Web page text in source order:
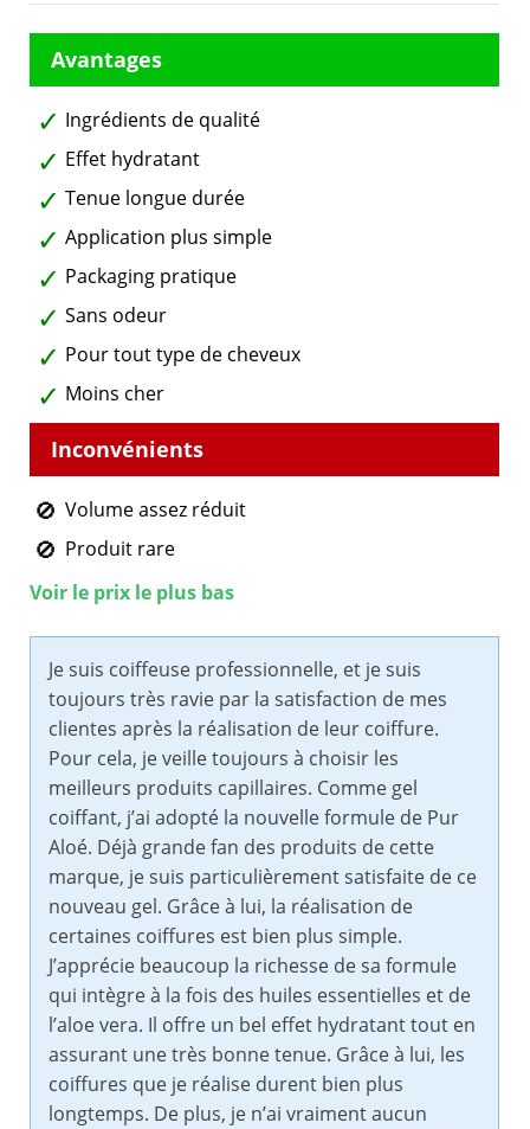
Ingrédients de qualité
Effet hydratant
Tenue longue durée
Application plus simple
Packaging pratique
Sans odeur
Pour tout type de cheveux
Moins cher
Volume assez réduit
Produit rare
Voir le prix le plus bas
Je suis coiffeuse professionnelle, et je suis
toujours très ravie par la satisfaction de mes
clientes après la réalisation de leur coiffure.
Pour cela, je veille toujours à choisir les
meilleurs produits capillaires. Comme gel
coiffant, j’ai adopté la nouvelle formule de Pur
Aloé. Déjà grande fan des produits de cette
marque, je suis particulièrement satisfaite de ce
nouveau gel. Grâce à lui, la réalisation de
certaines coiffures est bien plus simple.
J’apprécie beaucoup la richesse de sa formule
qui intègre à la fois des huiles essentielles et de
l’aloe vera. Il offre un bel effet hydratant tout en
assurant une très bonne tenue. Grâce à lui, les
coiffures que je réalise durent bien plus
longtemps. De plus, je n’ai vraiment aucun